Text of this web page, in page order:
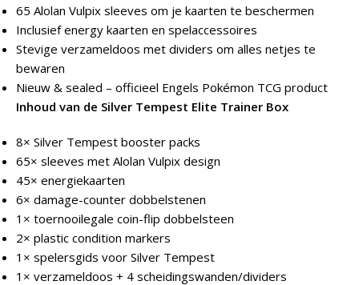
65 Alolan Vulpix sleeves om je kaarten te beschermen
Inclusief energy kaarten en spelaccessoires
Stevige verzameldoos met dividers om alles netjes te
bewaren
Nieuw & sealed – officieel Engels Pokémon TCG product
Inhoud van de Silver Tempest Elite Trainer Box
8× Silver Tempest booster packs
65× sleeves met Alolan Vulpix design
45× energiekaarten
6× damage-counter dobbelstenen
1× toernooilegale coin-flip dobbelsteen
2× plastic condition markers
1× spelersgids voor Silver Tempest
1× verzameldoos + 4 scheidingswanden/dividers